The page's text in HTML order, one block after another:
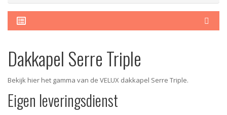
Dakkapel Serre Triple
Bekijk hier het gamma van de VELUX dakkapel Serre Triple.
Eigen leveringsdienst